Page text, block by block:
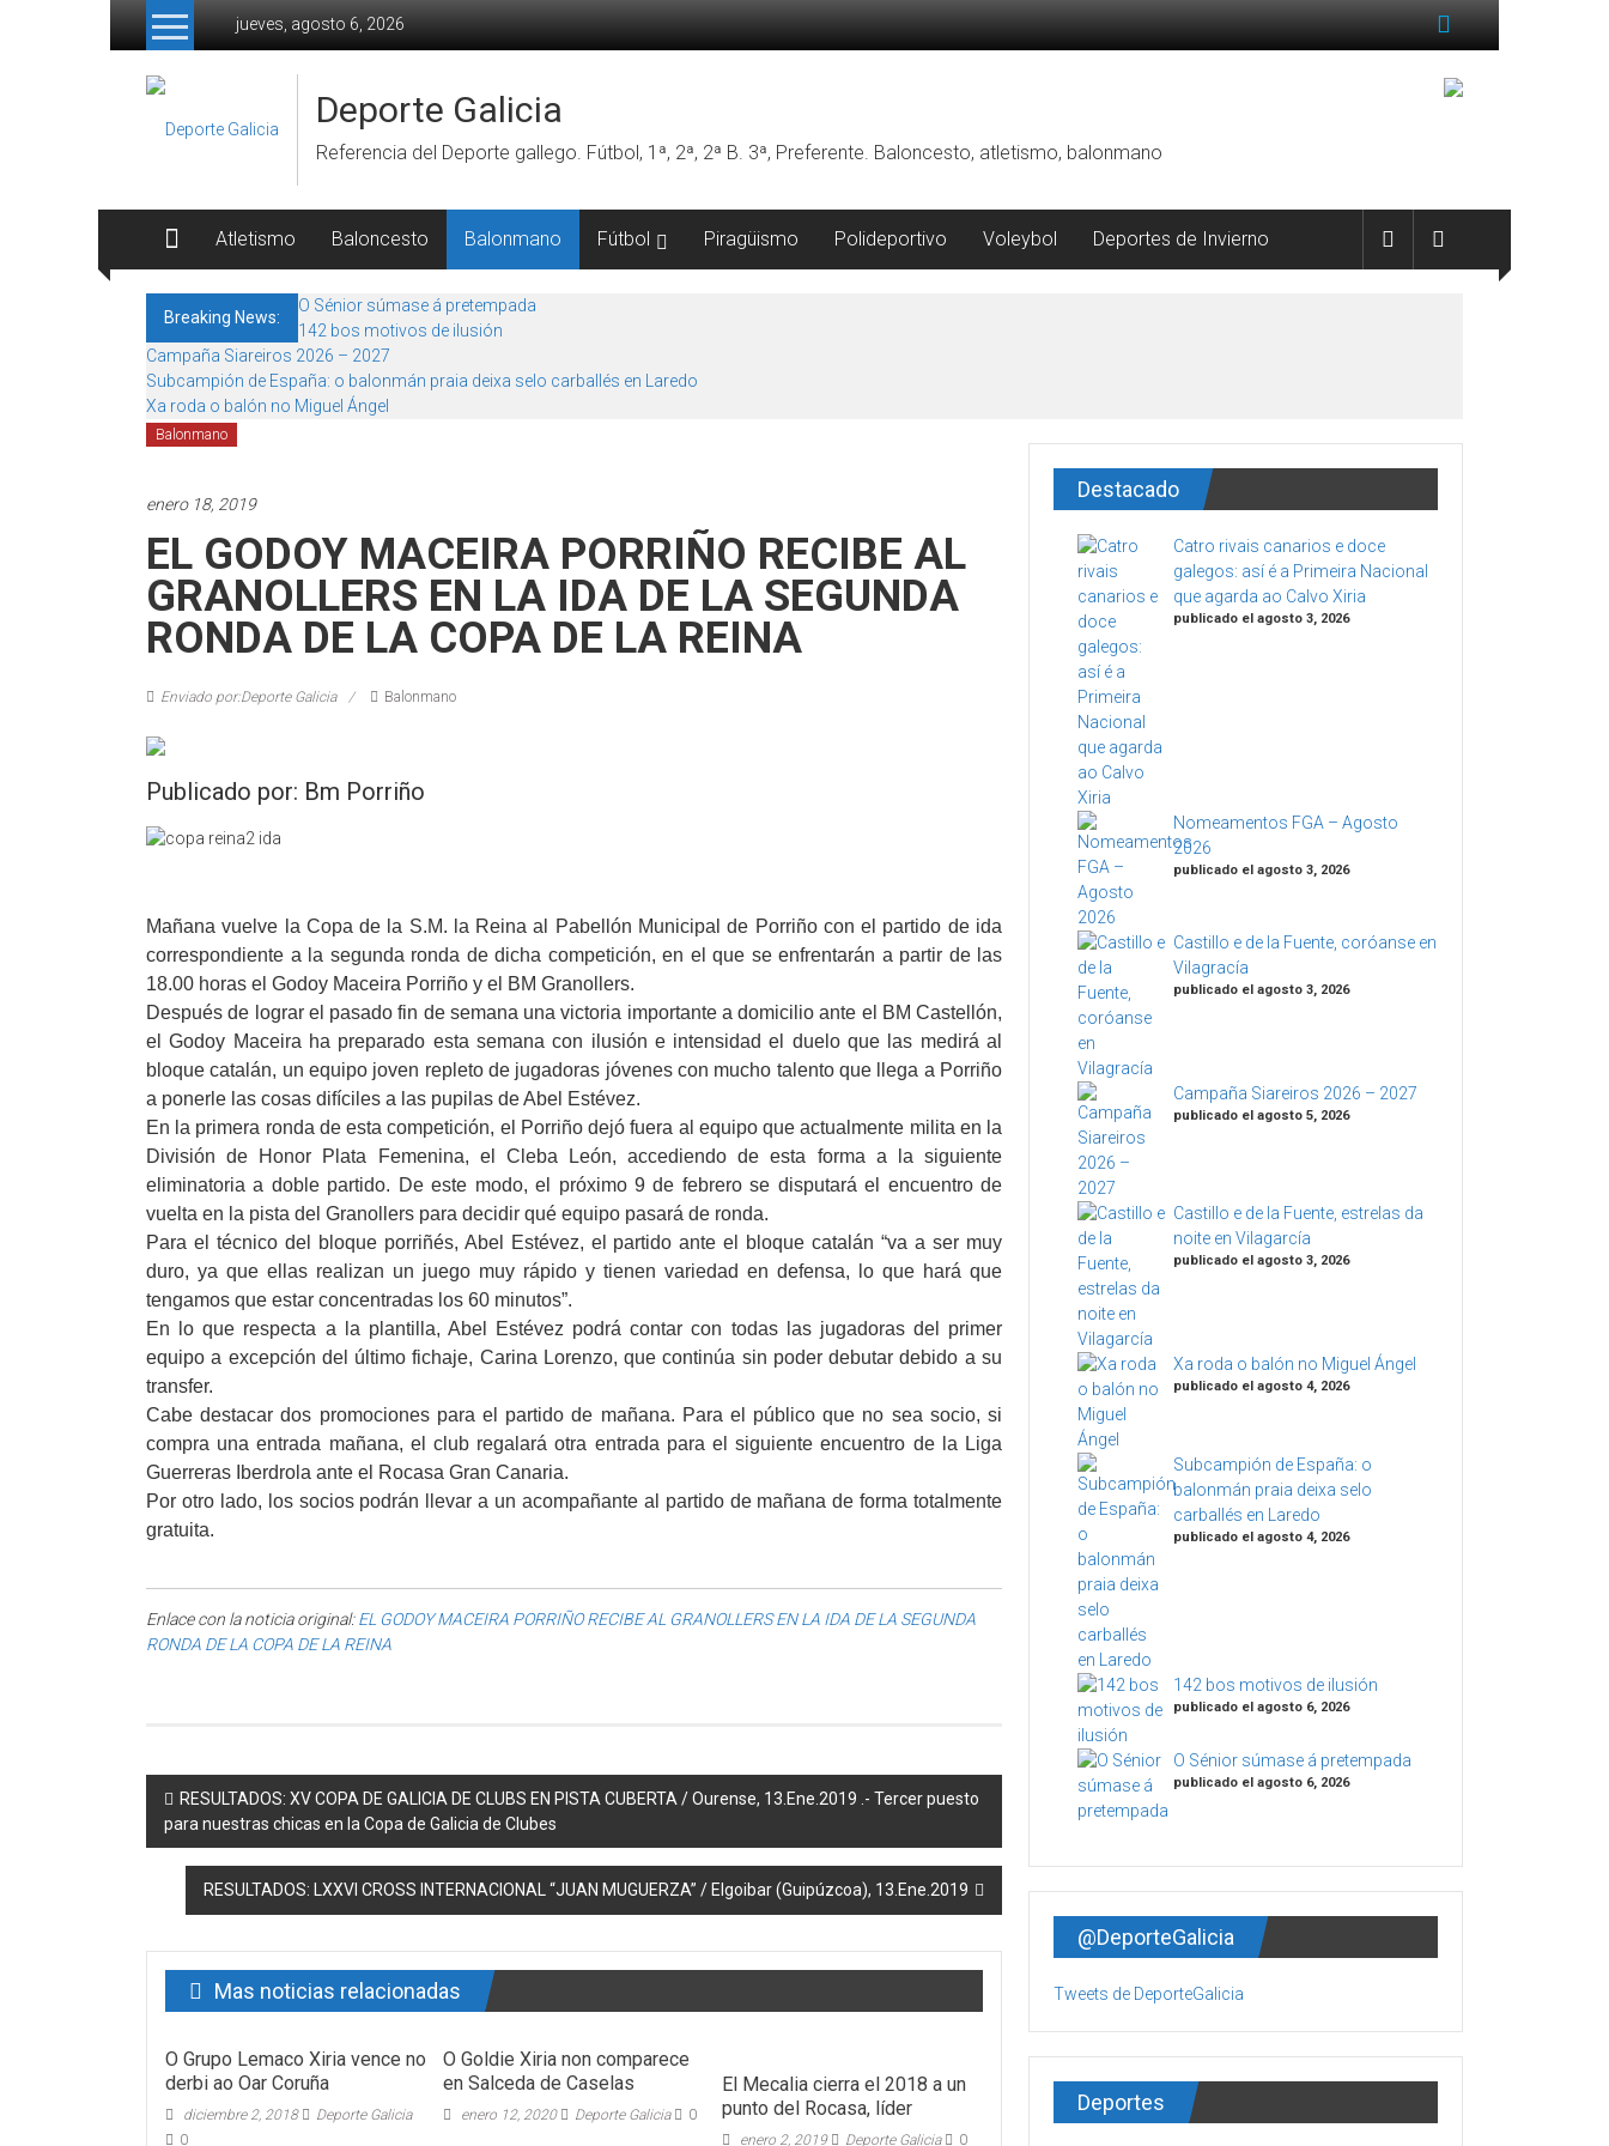
Skip to content
jueves, agosto 6, 2026
Deporte Galicia
Referencia del Deporte gallego. Fútbol, 1ª, 2ª, 2ª B. 3ª, Preferente. Baloncesto, atletismo, balonmano
Atletismo Baloncesto Balonmano Fútbol Piragüismo Polideportivo Voleybol Deportes de Invierno
Breaking News:
O Sénior súmase á pretempada
142 bos motivos de ilusión
Campaña Siareiros 2026 – 2027
Subcampión de España: o balonmán praia deixa selo carballés en Laredo
Xa roda o balón no Miguel Ángel
Balonmano
enero 18, 2019
EL GODOY MACEIRA PORRIÑO RECIBE AL
GRANOLLERS EN LA IDA DE LA SEGUNDA
RONDA DE LA COPA DE LA REINA
Enviado por:Deporte Galicia Balonmano
Publicado por: Bm Porriño
Mañana vuelve la Copa de la S.M. la Reina al Pabellón Municipal de Porriño con el partido de ida
correspondiente a la segunda ronda de dicha competición, en el que se enfrentarán a partir de las
18.00 horas el Godoy Maceira Porriño y el BM Granollers.
Después de lograr el pasado fin de semana una victoria importante a domicilio ante el BM Castellón,
el Godoy Maceira ha preparado esta semana con ilusión e intensidad el duelo que las medirá al
bloque catalán, un equipo joven repleto de jugadoras jóvenes con mucho talento que llega a Porriño
a ponerle las cosas difíciles a las pupilas de Abel Estévez.
En la primera ronda de esta competición, el Porriño dejó fuera al equipo que actualmente milita en la
División de Honor Plata Femenina, el Cleba León, accediendo de esta forma a la siguiente
eliminatoria a doble partido. De este modo, el próximo 9 de febrero se disputará el encuentro de
vuelta en la pista del Granollers para decidir qué equipo pasará de ronda.
Para el técnico del bloque porriñés, Abel Estévez, el partido ante el bloque catalán “va a ser muy
duro, ya que ellas realizan un juego muy rápido y tienen variedad en defensa, lo que hará que
tengamos que estar concentradas los 60 minutos”.
En lo que respecta a la plantilla, Abel Estévez podrá contar con todas las jugadoras del primer
equipo a excepción del último fichaje, Carina Lorenzo, que continúa sin poder debutar debido a su
transfer.
Cabe destacar dos promociones para el partido de mañana. Para el público que no sea socio, si
compra una entrada mañana, el club regalará otra entrada para el siguiente encuentro de la Liga
Guerreras Iberdrola ante el Rocasa Gran Canaria.
Por otro lado, los socios podrán llevar a un acompañante al partido de mañana de forma totalmente
gratuita.
Enlace con la noticia original:EL GODOY MACEIRA PORRIÑO RECIBE AL GRANOLLERS EN LA IDA DE LA SEGUNDA
RONDA DE LA COPA DE LA REINA
Post navigation
RESULTADOS: XV COPA DE GALICIA DE CLUBS EN PISTA CUBERTA / Ourense, 13.Ene.2019 .- Tercer puesto
para nuestras chicas en la Copa de Galicia de Clubes
RESULTADOS: LXXVI CROSS INTERNACIONAL “JUAN MUGUERZA” / Elgoibar (Guipúzcoa), 13.Ene.2019
Mas noticias relacionadas
O Grupo Lemaco Xiria vence no
derbi ao Oar Coruña
diciembre 2, 2018
Deporte Galicia
0
O Goldie Xiria non comparece
en Salceda de Caselas
enero 12, 2020 Deporte Galicia 0
El Mecalia cierra el 2018 a un
punto del Rocasa, líder
enero 2, 2019 Deporte Galicia 0
Destacado
Catro rivais canarios e doce
galegos: así é a Primeira Nacional
que agarda ao Calvo Xiria
publicado el agosto 3, 2026
Nomeamentos FGA – Agosto
2026
publicado el agosto 3, 2026
Castillo e de la Fuente, coróanse en
Vilagracía
publicado el agosto 3, 2026
Campaña Siareiros 2026 – 2027
publicado el agosto 5, 2026
Castillo e de la Fuente, estrelas da
noite en Vilagarcía
publicado el agosto 3, 2026
Xa roda o balón no Miguel Ángel
publicado el agosto 4, 2026
Subcampión de España: o
balonmán praia deixa selo
carballés en Laredo
publicado el agosto 4, 2026
142 bos motivos de ilusión
publicado el agosto 6, 2026
O Sénior súmase á pretempada
publicado el agosto 6, 2026
@DeporteGalicia
Tweets de DeporteGalicia
Deportes